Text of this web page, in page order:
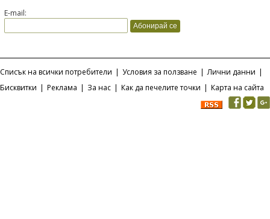
E-mail:
Списък на всички потребители | Условия за ползване | Лични данни |
Бисквитки | Реклама | За нас | Как да печелите точки | Карта на сайта